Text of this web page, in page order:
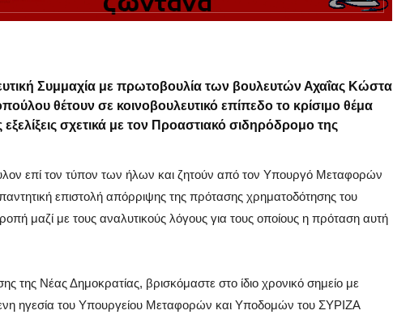
Συμμαχία με πρωτοβουλία των βουλευτών Αχαΐας Κώστα
θέτουν σε κοινοβουλευτικό επίπεδο το κρίσιμο θέμα
εξελίξεις σχετικά με τον Προαστιακό σιδηρόδρομο της
επί τον τύπον των ήλων και ζητούν από τον Υπουργό Μεταφορών
επιστολή απόρριψης της πρότασης χρηματοδότησης του
μαζί με τους αναλυτικούς λόγους για τους οποίους η πρόταση αυτή
της Νέας Δημοκρατίας, βρισκόμαστε στο ίδιο χρονικό σημείο με
ηγεσία του Υπουργείου Μεταφορών και Υποδομών του ΣΥΡΙΖΑ